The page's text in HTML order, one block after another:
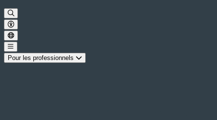
Pour les professionnels